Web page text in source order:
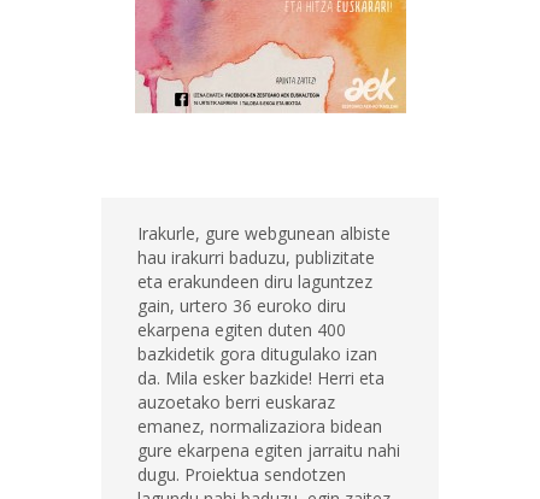
Irakurle, gure webgunean albiste
hau irakurri baduzu, publizitate
eta erakundeen diru laguntzez
gain, urtero 36 euroko diru
ekarpena egiten duten 400
bazkidetik gora ditugulako izan
da. Mila esker bazkide! Herri eta
auzoetako berri euskaraz
emanez, normalizaziora bidean
gure ekarpena egiten jarraitu nahi
dugu. Proiektua sendotzen